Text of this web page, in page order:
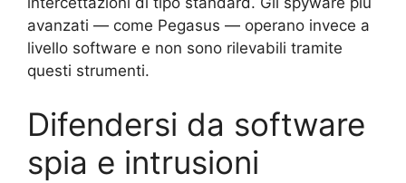
avanzati — come Pegasus — operano invece a
livello software e non sono rilevabili tramite
questi strumenti.
Difendersi da software
spia e intrusioni